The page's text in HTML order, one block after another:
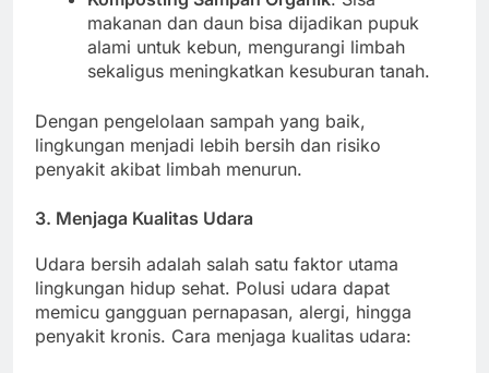
makanan dan daun bisa dijadikan pupuk
alami untuk kebun, mengurangi limbah
sekaligus meningkatkan kesuburan tanah.
Dengan pengelolaan sampah yang baik,
lingkungan menjadi lebih bersih dan risiko
penyakit akibat limbah menurun.
3. Menjaga Kualitas Udara
Udara bersih adalah salah satu faktor utama
lingkungan hidup sehat. Polusi udara dapat
memicu gangguan pernapasan, alergi, hingga
penyakit kronis. Cara menjaga kualitas udara: